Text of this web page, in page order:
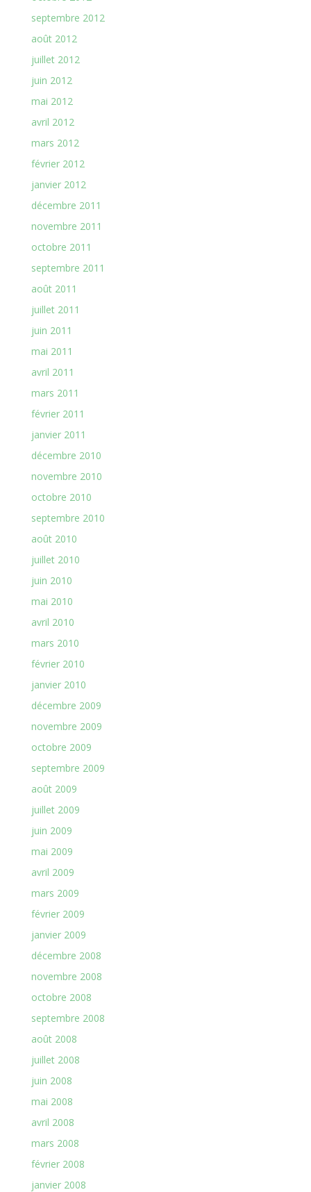
septembre 2012
août 2012
juillet 2012
juin 2012
mai 2012
avril 2012
mars 2012
février 2012
janvier 2012
décembre 2011
novembre 2011
octobre 2011
septembre 2011
août 2011
juillet 2011
juin 2011
mai 2011
avril 2011
mars 2011
février 2011
janvier 2011
décembre 2010
novembre 2010
octobre 2010
septembre 2010
août 2010
juillet 2010
juin 2010
mai 2010
avril 2010
mars 2010
février 2010
janvier 2010
décembre 2009
novembre 2009
octobre 2009
septembre 2009
août 2009
juillet 2009
juin 2009
mai 2009
avril 2009
mars 2009
février 2009
janvier 2009
décembre 2008
novembre 2008
octobre 2008
septembre 2008
août 2008
juillet 2008
juin 2008
mai 2008
avril 2008
mars 2008
février 2008
janvier 2008